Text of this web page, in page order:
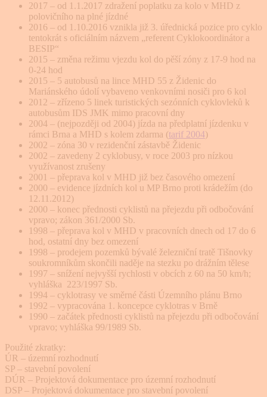
2017 – od 1.1.2017 zdražení poplatku za kolo v MHD z
polovičního na plné jízdné
2016 – od 1.10.2016 vznikla již 3. úřednická pozice pro cyklo
tentokrát s oficiálním názvem „referent Cyklokoordinátor a
BESIP“
2015 – změna režimu vjezdu kol do pěší zóny z 17-9 hod na
0-24 hod
2015 – 5 autobusů na lince MHD 55 z Židenic do
Mariánského údolí vybaveno venkovními nosiči pro 6 kol
2012 – zřízeno 5 linek turistických sezónních cyklovleků k
autobusům IDS JMK mimo pracovní dny
2004 – (nejpozději od 2004) jízda na předplatní jízdenku v
rámci Brna a MHD s kolem zdarma (tarif 2004)
2002 – zóna 30 v rezidenční zástavbě Židenic
2002 – zavedeny 2 cyklobusy, v roce 2003 pro nízkou
využívanost zrušeny
2001 – přeprava kol v MHD již bez časového omezení
2000 – evidence jízdních kol u MP Brno proti krádežím (do
12.11.2012)
2000 – konec přednosti cyklistů na přejezdu při odbočování
vpravo; zákon 361/2000 Sb.
1998 – přeprava kol v MHD v pracovních dnech od 17 do 6
hod, ostatní dny bez omezení
1998 – prodejem pozemků bývalé železniční tratě Tišnovky
soukromníkům skončili naděje na stezku po drážním tělese
1997 – snížení nejvyšší rychlosti v obcích z 60 na 50 km/h;
vyhláška 223/1997 Sb.
1994 – cyklotrasy ve směrné části Územního plánu Brno
1992 – vypracována 1. koncepce cyklotras v Brně
1990 – začátek přednosti cyklistů na přejezdu při odbočování
vpravo; vyhláška 99/1989 Sb.
Použité zkratky:
ÚR – územní rozhodnutí
SP – stavební povolení
DÚR – Projektová dokumentace pro územní rozhodnutí
DSP – Projektová dokumentace pro stavební povolení